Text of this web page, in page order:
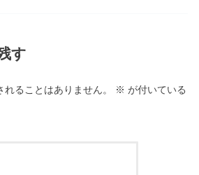
す
ることはありません。 ※ が付いている